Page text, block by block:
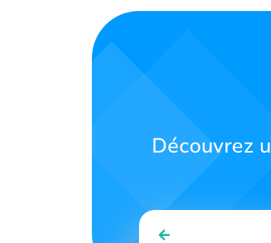
SIGN UP
Découvrez